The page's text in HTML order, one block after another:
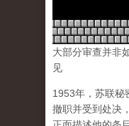
大部分审查并非
见
1953年，苏联秘
撤职并受到处决